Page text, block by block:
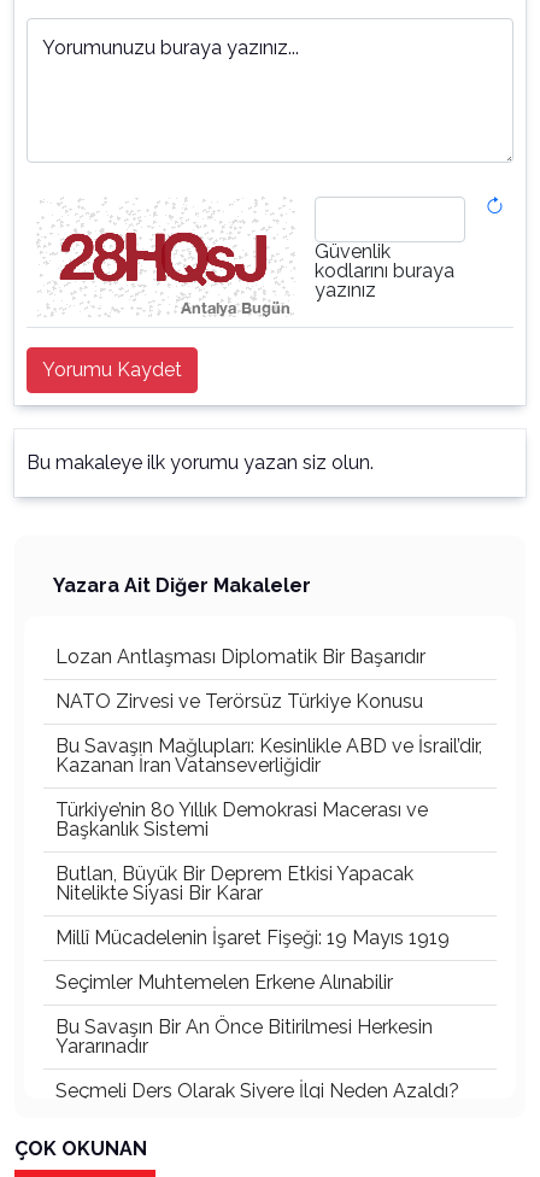
Yorumunuzu buraya yazınız...
Güvenlik
kodlarını buraya
yazınız
Yorumu Kaydet
Bu makaleye ilk yorumu yazan siz olun.
Yazara Ait Diğer Makaleler
Lozan Antlaşması Diplomatik Bir Başarıdır
NATO Zirvesi ve Terörsüz Türkiye Konusu
Bu Savaşın Mağlupları: Kesinlikle ABD ve İsrail’dir,
Kazanan İran Vatanseverliğidir
Türkiye’nin 80 Yıllık Demokrasi Macerası ve
Başkanlık Sistemi
Butlan, Büyük Bir Deprem Etkisi Yapacak
Nitelikte Siyasi Bir Karar
Millî Mücadelenin İşaret Fişeği: 19 Mayıs 1919
Seçimler Muhtemelen Erkene Alınabilir
Bu Savaşın Bir An Önce Bitirilmesi Herkesin
Yararınadır
Seçmeli Ders Olarak Siyere İlgi Neden Azaldı?
İki Menfur Saldırı ve Katliam Çok Yönlü
İncelenmelidir
ÇOK OKUNAN